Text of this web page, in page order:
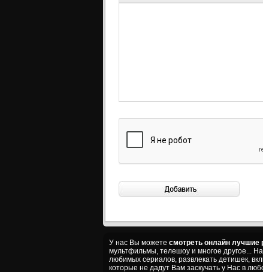
У нас Вы можете смотреть онлайн лучшие
мультфильмы, телешоу и многое другое...
любимых сериалов, развлекать детишек,
которые не дадут Вам заскучать у Нас в